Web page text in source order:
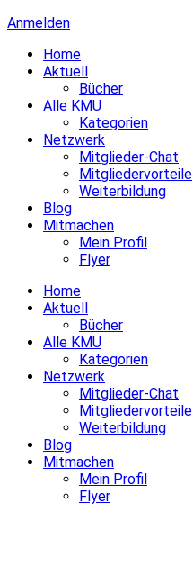
Anmelden
Home
Aktuell
Bücher
Alle KMU
Kategorien
Netzwerk
Mitglieder-Chat
Mitgliedervorteile
Weiterbildung
Blog
Mitmachen
Mein Profil
Flyer
Home
Aktuell
Bücher
Alle KMU
Kategorien
Netzwerk
Mitglieder-Chat
Mitgliedervorteile
Weiterbildung
Blog
Mitmachen
Mein Profil
Flyer